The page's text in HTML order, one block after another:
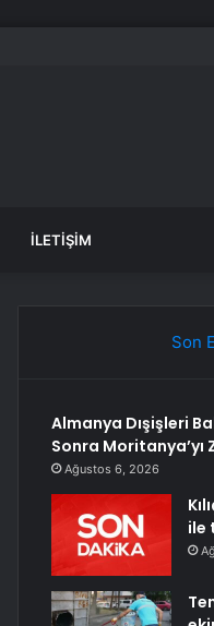
İLETIŞIM
Son
Almanya Dışişleri
Sonra Moritanya’yı
Ağustos 6, 2026
ile